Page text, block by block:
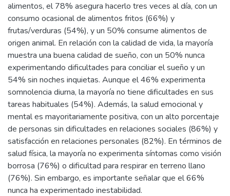
alimentos, el 78% asegura hacerlo tres veces al día, con un
consumo ocasional de alimentos fritos (66%) y
frutas/verduras (54%), y un 50% consume alimentos de
origen animal. En relación con la calidad de vida, la mayoría
muestra una buena calidad de sueño, con un 50% nunca
experimentando dificultades para conciliar el sueño y un
54% sin noches inquietas. Aunque el 46% experimenta
somnolencia diurna, la mayoría no tiene dificultades en sus
tareas habituales (54%). Además, la salud emocional y
mental es mayoritariamente positiva, con un alto porcentaje
de personas sin dificultades en relaciones sociales (86%) y
satisfacción en relaciones personales (82%). En términos de
salud física, la mayoría no experimenta síntomas como visión
borrosa (76%) o dificultad para respirar en terreno llano
(76%). Sin embargo, es importante señalar que el 66%
nunca ha experimentado inestabilidad.